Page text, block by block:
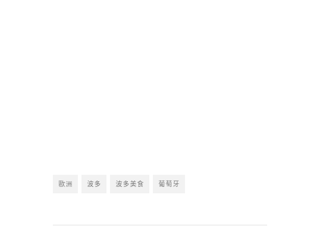
歐洲 波多 波多美食 葡萄牙